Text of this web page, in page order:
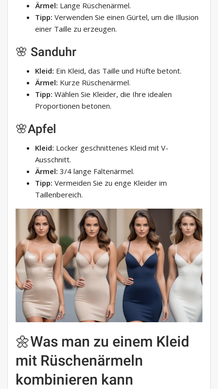
Ärmel: Lange Rüschenärmel.
Tipp: Verwenden Sie einen Gürtel, um die Illusion
einer Taille zu erzeugen.
🌸 Sanduhr
Kleid: Ein Kleid, das Taille und Hüfte betont.
Ärmel: Kurze Rüschenärmel.
Tipp: Wählen Sie Kleider, die Ihre idealen
Proportionen betonen.
🌸Apfel
Kleid: Locker geschnittenes Kleid mit V-
Ausschnitt.
Ärmel: 3/4 lange Faltenärmel.
Tipp: Vermeiden Sie zu enge Kleider im
Taillenbereich.
🌼Was man zu einem Kleid
mit Rüschenärmeln
kombinieren kann